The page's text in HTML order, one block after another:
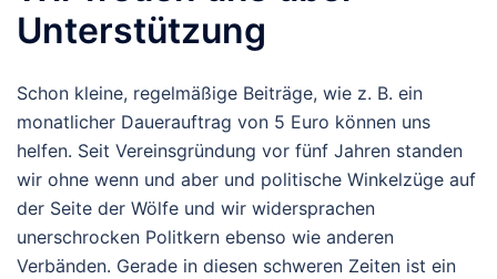
Unterstützung
Schon kleine, regelmäßige Beiträge, wie z. B. ein
monatlicher Dauerauftrag von 5 Euro können uns
helfen. Seit Vereinsgründung vor fünf Jahren standen
wir ohne wenn und aber und politische Winkelzüge auf
der Seite der Wölfe und wir widersprachen
unerschrocken Politkern ebenso wie anderen
Verbänden. Gerade in diesen schweren Zeiten ist ein